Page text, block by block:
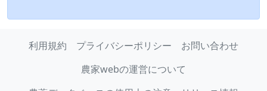
利用規約 プライバシーポリシー
お問い合わせ
農家webの運営について